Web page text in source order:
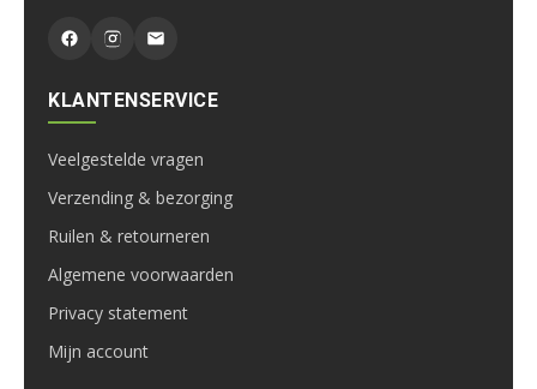
KLANTENSERVICE
Veelgestelde vragen
Verzending & bezorging
Ruilen & retourneren
Algemene voorwaarden
Privacy statement
Mijn account